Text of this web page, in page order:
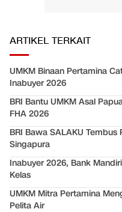
ARTIKEL TERKAIT
UMKM Binaan Pertamina
Inabuyer 2026
BRI Bantu UMKM Asal
FHA 2026
BRI Bawa SALAKU
Singapura
Inabuyer 2026, Bank
Kelas
UMKM Mitra Pertamina
Pelita Air